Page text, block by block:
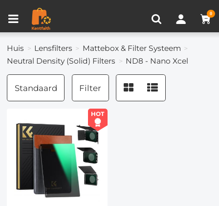
0
Huis Lensfilters
Mattebox & Filter Systeem
Neutral Density (Solid) Filters
ND8 - Nano Xcel
Standaard Filter
HOT